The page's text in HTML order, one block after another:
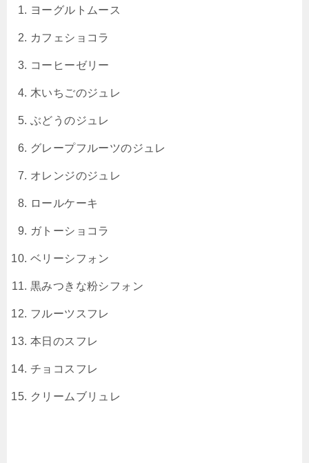
ヨーグルトムース
カフェショコラ
コーヒーゼリー
木いちごのジュレ
ぶどうのジュレ
グレープフルーツのジュレ
オレンジのジュレ
ロールケーキ
ガトーショコラ
ベリーシフォン
黒みつきな粉シフォン
フルーツスフレ
本日のスフレ
チョコスフレ
クリームブリュレ